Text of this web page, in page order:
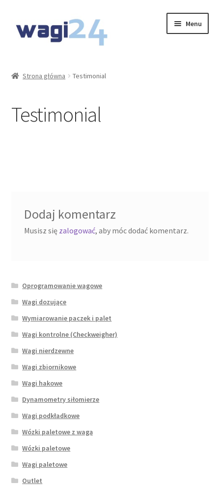
do
do
Menu
Koszyk
Strona główna Testimonial
Testimonial
Dodaj komentarz
Musisz się zalogować, aby móc dodać komentarz.
Oprogramowanie wagowe
Wagi dozujące
Wymiarowanie paczek i palet
Wagi kontrolne (Checkweigher)
Wagi nierdzewne
Wagi zbiornikowe
Wagi hakowe
Dynamometry siłomierze
Wagi podkładkowe
Wózki paletowe z wagą
Wózki paletowe
Wagi paletowe
Outlet